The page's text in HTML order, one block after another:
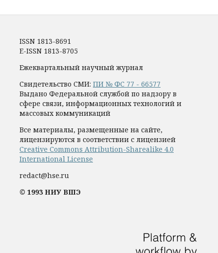
ISSN 1813-8691
E-ISSN 1813-8705
Ежеквартальный научный журнал
Свидетельство СМИ: ПИ № ФС 77 - 66577
Выдано Федеральной службой по надзору в
сфере связи, информационных технологий и
массовых коммуникаций
Все материалы, размещенные на сайте,
лицензируются в соответствии с лицензией
Creative Commons Attribution-Sharealike 4.0
International License
redact@hse.ru
© 1993 НИУ ВШЭ